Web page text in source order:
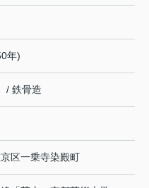
年)
/ 鉄骨造
区一乗寺染殿町